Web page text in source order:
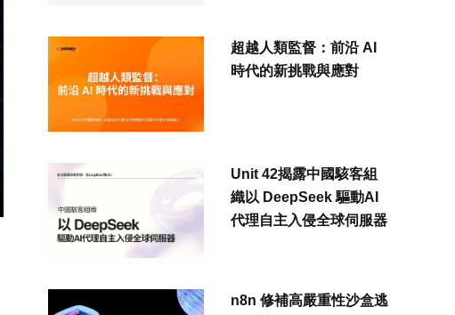
超越人類監督：前沿 AI
時代的新挑戰與應對
Unit 42揭露中國駭客組
織以 DeepSeek 驅動AI
代理自主入侵全球伺服器
n8n 修補高嚴重性沙盒逃